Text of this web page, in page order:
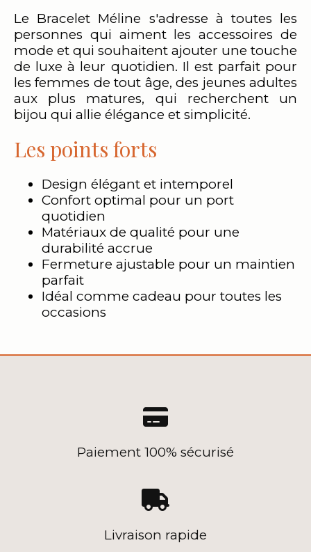
Le Bracelet Méline s'adresse à toutes les
personnes qui aiment les accessoires de
mode et qui souhaitent ajouter une touche
de luxe à leur quotidien. Il est parfait pour
les femmes de tout âge, des jeunes adultes
aux plus matures, qui recherchent un
bijou qui allie élégance et simplicité.
Les points forts
Design élégant et intemporel
Confort optimal pour un port
quotidien
Matériaux de qualité pour une
durabilité accrue
Fermeture ajustable pour un maintien
parfait
Idéal comme cadeau pour toutes les
occasions

Paiement 100% sécurisé

Livraison rapide